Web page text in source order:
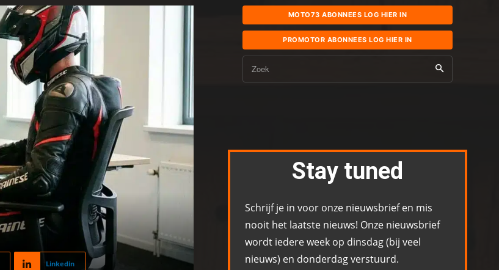
Linkedin
MOTO73 ABONNEES LOG HIER IN
PROMOTOR ABONNEES LOG HIER IN
Zoek
Stay tuned
Schrijf je in voor onze nieuwsbrief en mis
nooit het laatste nieuws! Onze nieuwsbrief
wordt iedere week op dinsdag (bij veel
nieuws) en donderdag verstuurd.